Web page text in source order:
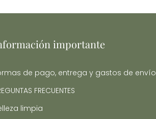
importante
de pago, entrega y gastos de envío
FRECUENTES
limpia